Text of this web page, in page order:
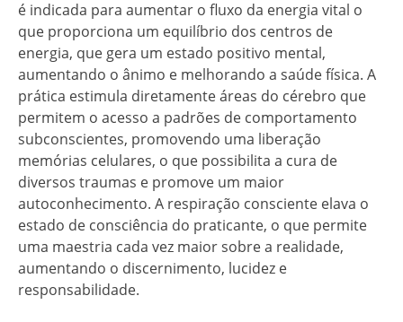
é indicada para aumentar o fluxo da energia vital o
que proporciona um equilíbrio dos centros de
energia, que gera um estado positivo mental,
aumentando o ânimo e melhorando a saúde física. A
prática estimula diretamente áreas do cérebro que
permitem o acesso a padrões de comportamento
subconscientes, promovendo uma liberação
memórias celulares, o que possibilita a cura de
diversos traumas e promove um maior
autoconhecimento. A respiração consciente elava o
estado de consciência do praticante, o que permite
uma maestria cada vez maior sobre a realidade,
aumentando o discernimento, lucidez e
responsabilidade.